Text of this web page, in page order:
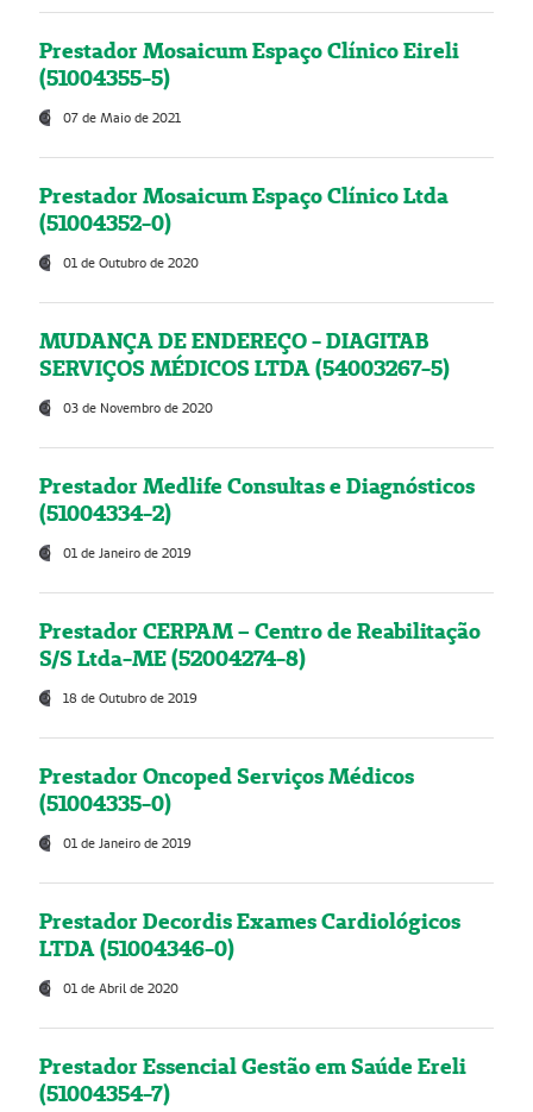
Prestador Mosaicum Espaço Clínico Eireli
(51004355-5)
07 de Maio de 2021
Prestador Mosaicum Espaço Clínico Ltda
(51004352-0)
01 de Outubro de 2020
MUDANÇA DE ENDEREÇO - DIAGITAB
SERVIÇOS MÉDICOS LTDA (54003267-5)
03 de Novembro de 2020
Prestador Medlife Consultas e Diagnósticos
(51004334-2)
01 de Janeiro de 2019
Prestador CERPAM – Centro de Reabilitação
S/S Ltda-ME (52004274-8)
18 de Outubro de 2019
Prestador Oncoped Serviços Médicos
(51004335-0)
01 de Janeiro de 2019
Prestador Decordis Exames Cardiológicos
LTDA (51004346-0)
01 de Abril de 2020
Prestador Essencial Gestão em Saúde Ereli
(51004354-7)